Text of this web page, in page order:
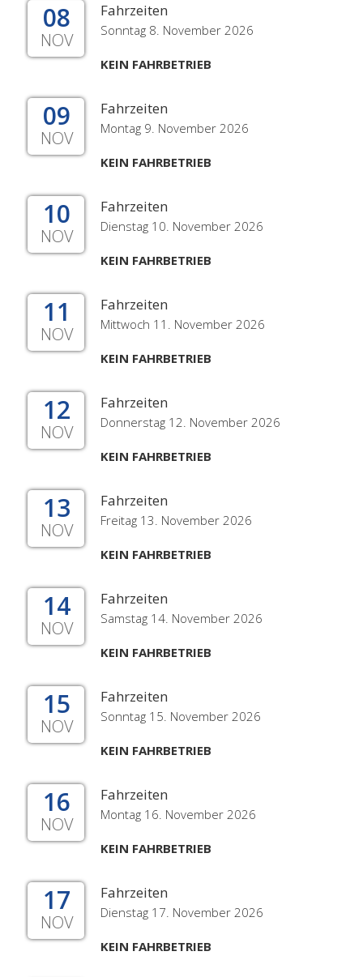
08
NOV
Fahrzeiten
Sonntag 8. November 2026
KEIN FAHRBETRIEB
09
NOV
Fahrzeiten
Montag 9. November 2026
KEIN FAHRBETRIEB
10
NOV
Fahrzeiten
Dienstag 10. November 2026
KEIN FAHRBETRIEB
11
NOV
Fahrzeiten
Mittwoch 11. November 2026
KEIN FAHRBETRIEB
12
NOV
Fahrzeiten
Donnerstag 12. November 2026
KEIN FAHRBETRIEB
13
NOV
Fahrzeiten
Freitag 13. November 2026
KEIN FAHRBETRIEB
14
NOV
Fahrzeiten
Samstag 14. November 2026
KEIN FAHRBETRIEB
15
NOV
Fahrzeiten
Sonntag 15. November 2026
KEIN FAHRBETRIEB
16
NOV
Fahrzeiten
Montag 16. November 2026
KEIN FAHRBETRIEB
17
NOV
Fahrzeiten
Dienstag 17. November 2026
KEIN FAHRBETRIEB